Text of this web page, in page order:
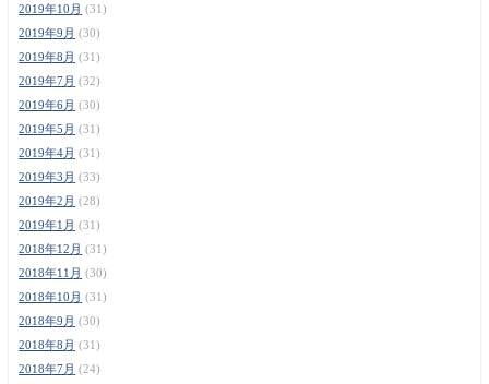
2019年10月 (31)
2019年9月 (30)
2019年8月 (31)
2019年7月 (32)
2019年6月 (30)
2019年5月 (31)
2019年4月 (31)
2019年3月 (33)
2019年2月 (28)
2019年1月 (31)
2018年12月 (31)
2018年11月 (30)
2018年10月 (31)
2018年9月 (30)
2018年8月 (31)
2018年7月 (24)